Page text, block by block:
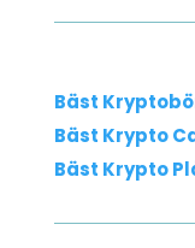
Bäst
Bäst Krypto
Bäst Krypto